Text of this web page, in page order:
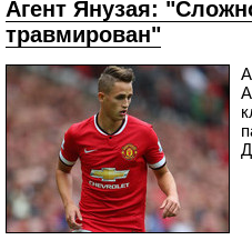
Агент Янузая:
травмирован"